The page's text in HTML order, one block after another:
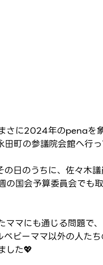
さに2024年のpenaを
田町の参議院会館へ行
の日のうちに、佐々木
の国会予算委員会でも
ママにも通じる問題で
ベビーママ以外の人た
した💖